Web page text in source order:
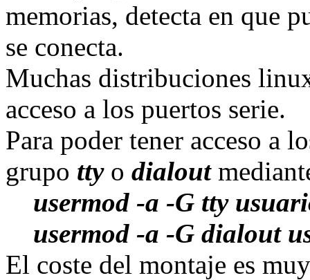
memorias, detecta en que
se conecta.
Muchas distribuciones
acceso a los puertos serie.
Para poder tener acceso a
grupo tty o dialout
usermod -a -G tty
usermod -a -G dialout
El coste del montaje es